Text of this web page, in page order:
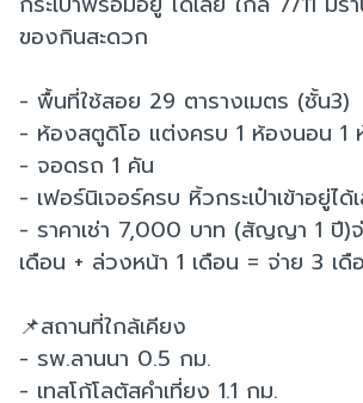
ของกินสะดวก
- พื้นที่ใช้สอย 29 ตารางเมตร (ชั้น3)
- ห้องสตูดิโอ แต่งครบ 1 ห้องนอน 1
- จอดรถ 1 คัน
- เฟอร์นิเจอร์ครบ หิ้วกระเป๋าเข้าอยู่ได้
- ราคาเช่า 7,000 บาท (สัญญา 1 ปี)
เดือน + ล่วงหน้า 1 เดือน = จ่าย 3 เดื
📌สถานที่ใกล้เคียง
- รพ.ลานนา 0.5 กม.
- เทสโก้โลตัสคำเที่ยง 1.1 กม.